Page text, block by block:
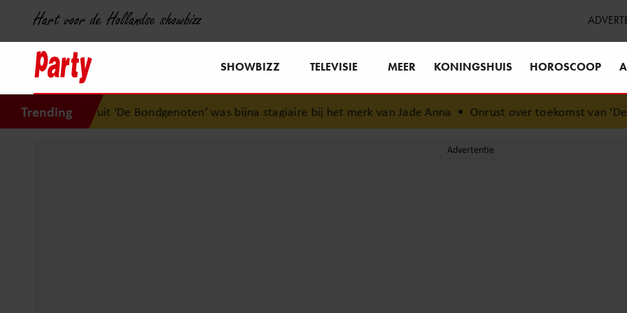
Hart voor de Hollandse showbizz
SHOWBIZZ TELEVISIE MEER KONINGSHUIS HOROSCOOP
Trending
uit ‘De Bondgenoten’ was bijna stagiaire bij het merk van Jade Anna•Onrust over toekomst van ‘De Toppers’: